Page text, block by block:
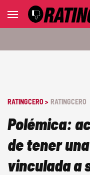
RATINGCERO > RATINGCERO
Polémica:
de tener
vinculada a